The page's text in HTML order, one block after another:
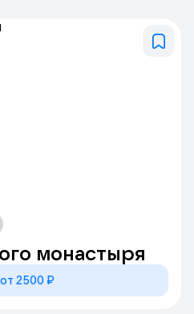
монастыря
от 2500 ₽